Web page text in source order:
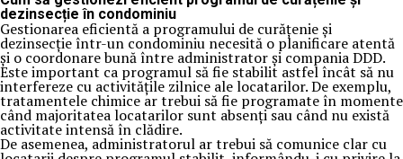
dezinsecție în condominiu
Gestionarea eficientă a programului de curățenie și
dezinsecție într-un condominiu necesită o planificare atentă
și o coordonare bună între administrator și compania DDD.
Este important ca programul să fie stabilit astfel încât să nu
interfereze cu activitățile zilnice ale locatarilor. De exemplu,
tratamentele chimice ar trebui să fie programate în momente
când majoritatea locatarilor sunt absenți sau când nu există
activitate intensă în clădire.
De asemenea, administratorul ar trebui să comunice clar cu